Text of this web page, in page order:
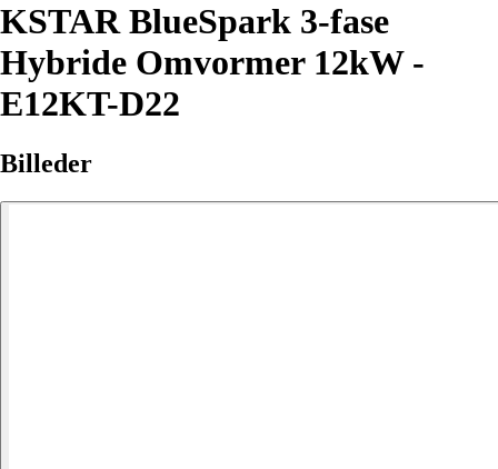
KSTAR BlueSpark 3‑fase
Hybride Omvormer 12kW -
E12KT-D22
Billeder